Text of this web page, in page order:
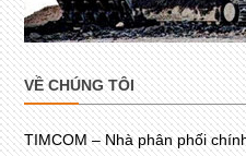
VỀ CHÚNG TÔI
TIMCOM – Nhà phân phối